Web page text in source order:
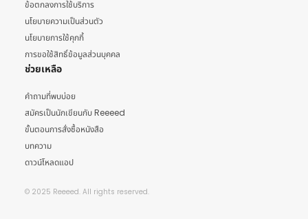
ข้อตกลงการใช้บริการ
นโยบายความเป็นส่วนตัว
นโยบายการใช้คุกกี้
การขอใช้สิทธิ์ข้อมูลส่วนบุคคล
ช่วยเหลือ
คำถามที่พบบ่อย
สมัครเป็นนักเขียนกับ Reeeed
ขั้นตอนการสั่งซื้อหนังสือ
บทความ
ดาวน์โหลดแอป
© 2025 Reeeed. All rights reserved.